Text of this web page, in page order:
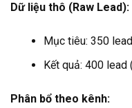
Dữ liệu thô (Raw Lead):
Mục tiêu: 350 lead
Kết quả: 400
Phân bổ theo kênh: